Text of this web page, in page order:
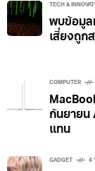
TECH &
พบข้อมูล
เสี่ยงถูก
COMPUTER
กันยายน
แทน
GADGET 4